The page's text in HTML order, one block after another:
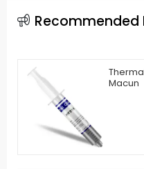
Recommended
Macun